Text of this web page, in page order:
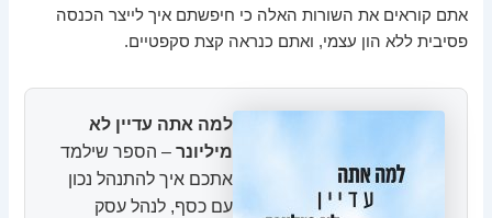
אתם קוראים את השורות האלה כי חיפשתם איך לייצר הכנסה
פסיבית ללא הון עצמי, ואתם כנראה קצת סקפטיים.
למה אתה עדיין לא
מיליונר – הספר שילמד
אתכם איך להתנהל נכון
עם כסף, לנהל עסק